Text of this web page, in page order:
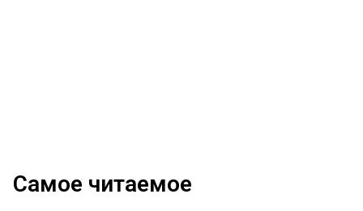
Самое читаемое